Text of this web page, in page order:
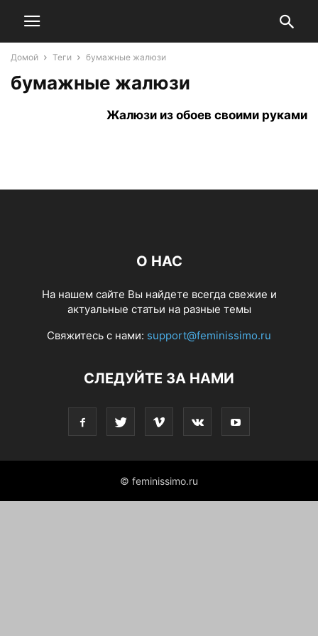
Домой Теги бумажные жалюзи
бумажные жалюзи
Жалюзи из обоев своими руками
О НАС
На нашем сайте Вы найдете всегда свежие и
актуальные статьи на разные темы
Свяжитесь с нами: support@feminissimo.ru
СЛЕДУЙТЕ ЗА НАМИ
© feminissimo.ru